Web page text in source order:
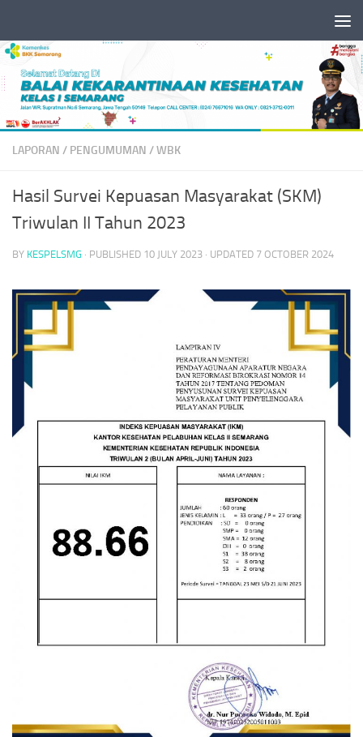
LAPORAN / PENGUMUMAN /WBK
Hasil Survei Kepuasan Masyarakat (SKM)
Triwulan II Tahun 2023
BY KESPELSMG · PUBLISHED 10 JULY 2023 · UPDATED 7 OCTOBER 2024